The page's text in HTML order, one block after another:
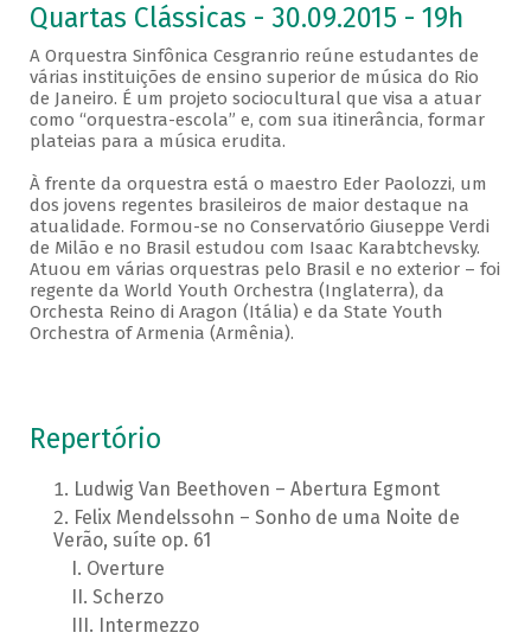
Quartas Clássicas - 30.09.2015 - 19h
A Orquestra Sinfônica Cesgranrio reúne estudantes de
várias instituições de ensino superior de música do Rio
de Janeiro. É um projeto sociocultural que visa a atuar
como “orquestra-escola” e, com sua itinerância, formar
plateias para a música erudita.
À frente da orquestra está o maestro Eder Paolozzi, um
dos jovens regentes brasileiros de maior destaque na
atualidade. Formou-se no Conservatório Giuseppe Verdi
de Milão e no Brasil estudou com Isaac Karabtchevsky.
Atuou em várias orquestras pelo Brasil e no exterior – foi
regente da World Youth Orchestra (Inglaterra), da
Orchesta Reino di Aragon (Itália) e da State Youth
Orchestra of Armenia (Armênia).
Repertório
Ludwig Van Beethoven – Abertura Egmont
Felix Mendelssohn – Sonho de uma Noite de
Verão, suíte op. 61
Overture
Scherzo
Intermezzo